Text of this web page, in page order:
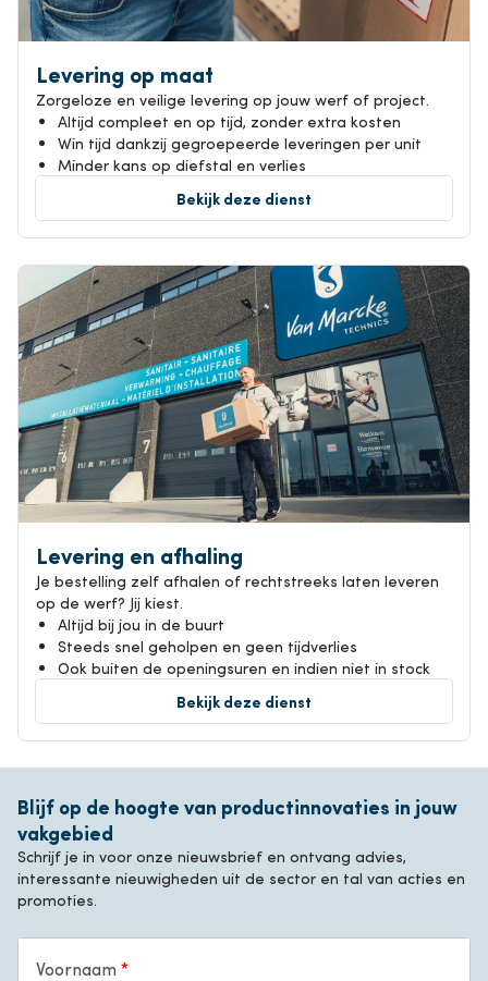
Levering op maat
Zorgeloze en veilige levering op jouw werf of project.
Altijd compleet en op tijd, zonder extra kosten
Win tijd dankzij gegroepeerde leveringen per unit
Minder kans op diefstal en verlies
Bekijk deze dienst
Levering en afhaling
Je bestelling zelf afhalen of rechtstreeks laten leveren
op de werf? Jij kiest.
Altijd bij jou in de buurt
Steeds snel geholpen en geen tijdverlies
Ook buiten de openingsuren en indien niet in stock
Bekijk deze dienst
Blijf op de hoogte van productinnovaties in jouw
vakgebied
Schrijf je in voor onze nieuwsbrief en ontvang advies,
interessante nieuwigheden uit de sector en tal van acties en
promoties.
Voornaam